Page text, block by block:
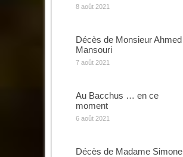
8 août 2021
Décès de Monsieur Ahmed
Mansouri
7 août 2021
Au Bacchus … en ce
moment
6 août 2021
Décès de Madame Simone